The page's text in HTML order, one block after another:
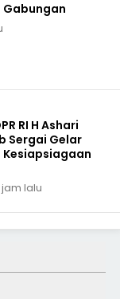
Gabungan
RI H Ashari
Sergai Gelar
Kesiapsiagaan
jam lalu